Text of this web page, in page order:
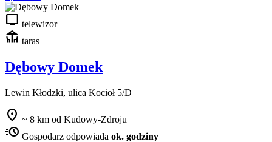
tv telewizor
deck taras
Dębowy Domek
Lewin Kłodzki, ulica Kocioł 5/D
location_on ~ 8 km od Kudowy-Zdroju
acute Gospodarz odpowiada ok. godziny